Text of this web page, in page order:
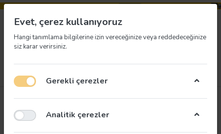
Evet, çerez kullanıyoruz
Hangi tanımlama bilgilerine izin vereceğinize veya reddedeceğinize
siz karar verirsiniz.
Gerekli çerezler
Analitik çerezler